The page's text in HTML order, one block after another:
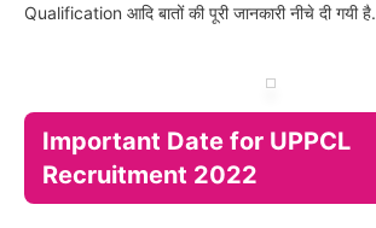
Qualification आदि बातों की पूरी जानकारी नीचे दी गयी है.
Important Date for UPPCL
Recruitment 2022